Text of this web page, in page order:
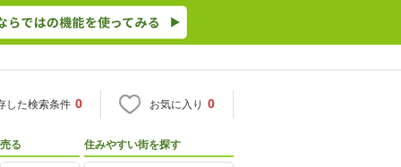
した検索条件 0 お気に入り 0
売る 住みやすい街を探す